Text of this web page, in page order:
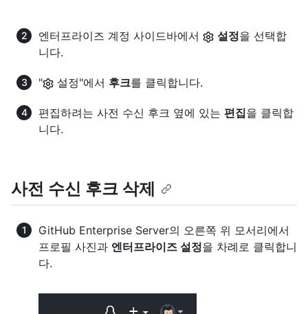
엔터프라이즈 계정 사이드바에서 설정을 선택합
니다.
" 설정"에서 후크를 클릭합니다.
편집하려는 사전 수신 후크 옆에 있는 편집을 클릭합
니다.
사전 수신 후크 삭제
GitHub Enterprise Server의 오른쪽 위 모서리에서
프로필 사진과 엔터프라이즈 설정을 차례로 클릭합니
다.